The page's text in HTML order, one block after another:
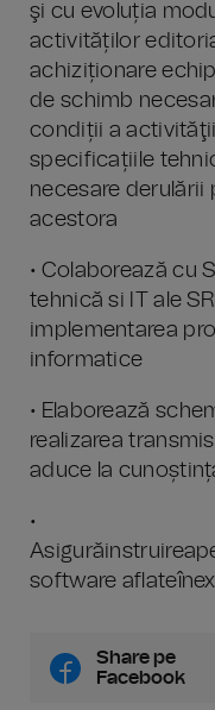
şi cu evoluția
activităților
achiziționare
de schimb
condiții a
specificațiile
necesare derulării
acestora
• Colaborează cu
tehnică si IT ale
implementarea
informatice
• Elaborează
realizarea
aduce la
•
software
Share pe
Facebook